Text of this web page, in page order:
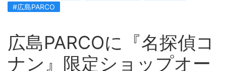
#広島PARCO
広島PARCOに『名探偵コ
ナン』限定ショップオー